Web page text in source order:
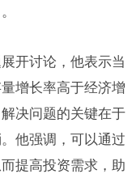
开讨论，他表示当
增长率高于经济增
决问题的关键在于
他强调，可以通过
提高投资需求，助